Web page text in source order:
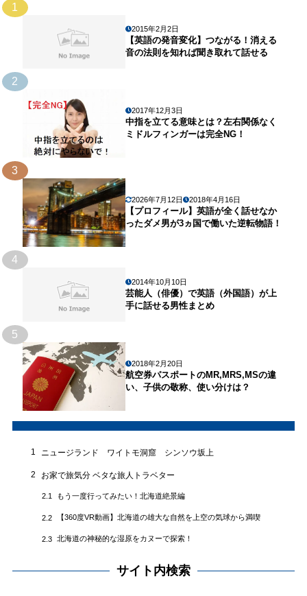
1
2015年2月2日
【英語の発音変化】つながる！消える
音の法則を知れば聞き取れて話せる
2
2017年12月3日
中指を立てる意味とは？左右関係なく
ミドルフィンガーは完全NG！
3
2026年7月12日 2018年4月16日
【プロフィール】英語が全く話せなか
ったダメ男が3ヵ国で働いた逆転物語！
4
2014年10月10日
芸能人（俳優）で英語（外国語）が上
手に話せる男性まとめ
5
2018年2月20日
航空券パスポートのMR,MRS,MSの違
い、子供の敬称、使い分けは？
1 ニュージランド ワイトモ洞窟 シンソウ坂上
2 お家で旅気分 ベタな旅人トラベター
2.1 もう一度行ってみたい！北海道絶景編
2.2 【360度VR動画】北海道の雄大な自然を上空の気球から満喫
2.3 北海道の神秘的な湿原をカヌーで探索！
サイト内検索